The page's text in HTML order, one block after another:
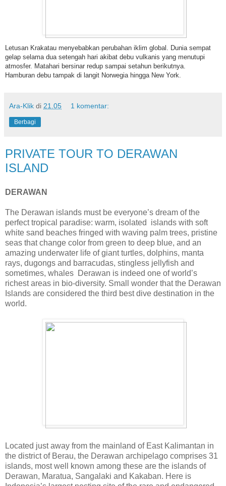
Letusan Krakatau menyebabkan perubahan iklim global. Dunia sempat
gelap selama dua setengah hari akibat debu vulkanis yang menutupi
atmosfer. Matahari bersinar redup sampai setahun berikutnya.
Hamburan debu tampak di langit Norwegia hingga New York.
Ara-Klik di 21.05 1 komentar:
Berbagi
PRIVATE TOUR TO DERAWAN
ISLAND
DERAWAN
The Derawan islands must be everyone’s dream of the
perfect tropical paradise: warm, isolated islands with soft
white sand beaches fringed with waving palm trees, pristine
seas that change color from green to deep blue, and an
amazing underwater life of giant turtles, dolphins, manta
rays, dugongs and barracudas, stingless jellyfish and
sometimes, whales Derawan is indeed one of world’s
richest areas in bio-diversity. Small wonder that the Derawan
Islands are considered the third best dive destination in the
world.
Located just away from the mainland of East Kalimantan in
the district of Berau, the Derawan archipelago comprises 31
islands, most well known among these are the islands of
Derawan, Maratua, Sangalaki and Kakaban. Here is